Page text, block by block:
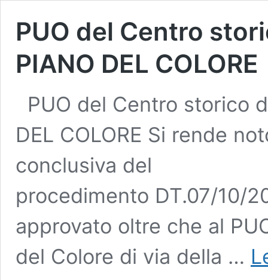
PUO del Centro
PIANO DEL COLORE
PUO del Centro storico
DEL COLORE Si rende
conclusiva del
procedimento DT.07/10/
approvato oltre che al
del Colore di via della …